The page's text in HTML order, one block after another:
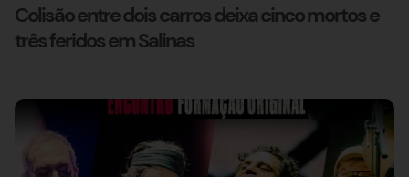
Colisão entre dois carros deixa cinco mortos e
três feridos em Salinas